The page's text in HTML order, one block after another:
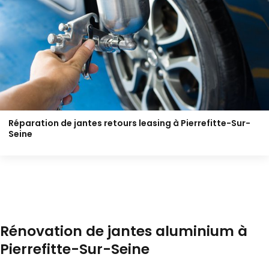
Réparation de jantes retours leasing à Pierrefitte-Sur-
Seine
Rénovation de jantes aluminium à
Pierrefitte-Sur-Seine